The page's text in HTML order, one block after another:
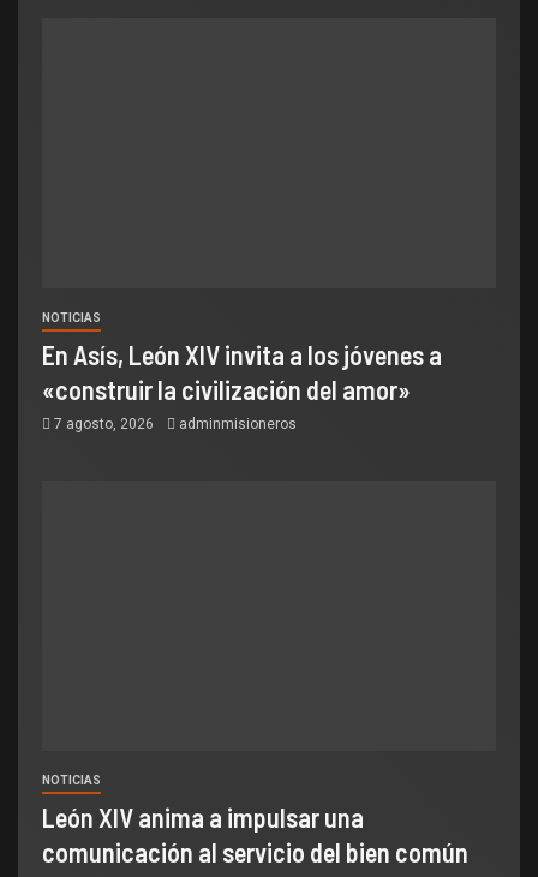
NOTICIAS
En Asís, León XIV invita a los jóvenes a
«construir la civilización del amor»
7 agosto, 2026 adminmisioneros
NOTICIAS
León XIV anima a impulsar una
comunicación al servicio del bien común